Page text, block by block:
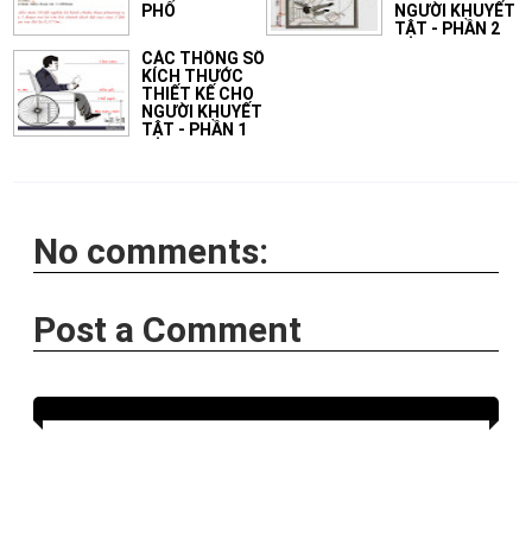
PHỐ
NGƯỜI KHUYẾT
TẬT - PHẦN 2
CÁC THÔNG SỐ
KÍCH THƯỚC
THIẾT KẾ CHO
NGƯỜI KHUYẾT
TẬT - PHẦN 1
No comments:
Post a Comment